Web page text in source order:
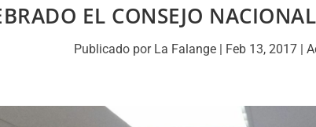
EL CONSEJO
Publicado por La Falange| Feb 13, 2017|